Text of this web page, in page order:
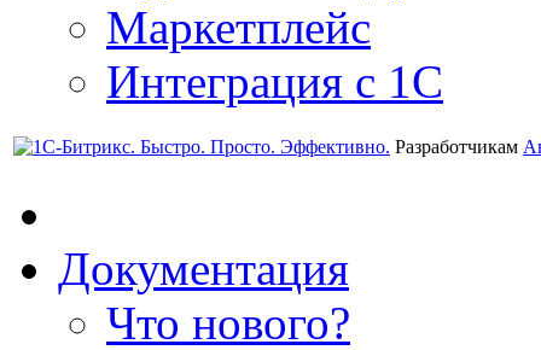
Маркетплейс
Интеграция с 1С
Разработчикам
Документация
Что нового?